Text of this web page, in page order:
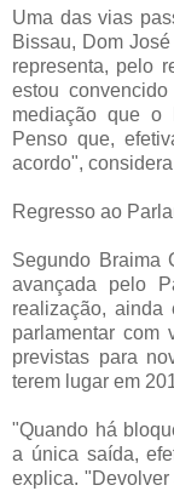
Uma das vias
Bissau, Dom
representa, pelo
estou
mediação que o
Penso que,
acordo",
Regresso ao
Segundo Braima
avançada pelo
realização, ainda
parlamentar com
previstas para
terem lugar em
"Quando há
a única saída,
explica.